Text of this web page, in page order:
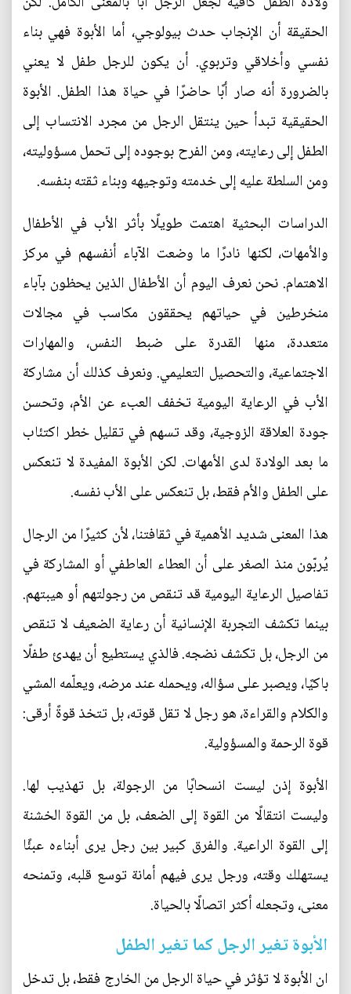
الحقيقة أن الإنجاب حدث بيولوجي، أما الأبوة فهي بناء
نفسي وأخلاقي وتربوي. أن يكون للرجل طفل لا يعني
بالضرورة أنه صار أبًا حاضرًا في حياة هذا الطفل. الأبوة
الحقيقية تبدأ حين ينتقل الرجل من مجرد الانتساب إلى
الطفل إلى رعايته، ومن الفرح بوجوده إلى تحمل مسؤوليته،
ومن السلطة عليه إلى خدمته وتوجيهه وبناء ثقته بنفسه.
الدراسات البحثية اهتمت طويلًا بأثر الأب في الأطفال
والأمهات، لكنها نادرًا ما وضعت الآباء أنفسهم في مركز
الاهتمام. نحن نعرف اليوم أن الأطفال الذين يحظون بآباء
منخرطين في حياتهم يحققون مكاسب في مجالات
متعددة، منها القدرة على ضبط النفس، والمهارات
الاجتماعية، والتحصيل التعليمي. ونعرف كذلك أن مشاركة
الأب في الرعاية اليومية تخفف العبء عن الأم، وتحسن
جودة العلاقة الزوجية، وقد تسهم في تقليل خطر اكتئاب
ما بعد الولادة لدى الأمهات. لكن الأبوة المفيدة لا تنعكس
على الطفل والأم فقط، بل تنعكس على الأب نفسه.
هذا المعنى شديد الأهمية في ثقافتنا، لأن كثيرًا من الرجال
يُربّون منذ الصغر على أن العطاء العاطفي أو المشاركة في
تفاصيل الرعاية اليومية قد تنقص من رجولتهم أو هيبتهم.
بينما تكشف التجربة الإنسانية أن رعاية الضعيف لا تنقص
من الرجل، بل تكشف نضجه. فالذي يستطيع أن يهدئ طفلًا
باكيًا، ويصبر على سؤاله، ويحمله عند مرضه، ويعلّمه المشي
والكلام والقراءة، هو رجل لا تقل قوته، بل تتخذ قوةً أرقى:
قوة الرحمة والمسؤولية.
الأبوة إذن ليست انسحابًا من الرجولة، بل تهذيب لها.
وليست انتقالًا من القوة إلى الضعف، بل من القوة الخشنة
إلى القوة الراعية. والفرق كبير بين رجل يرى أبناءه عبئًا
يستهلك وقته، ورجل يرى فيهم أمانة توسع قلبه، وتمنحه
معنى، وتجعله أكثر اتصالًا بالحياة.
الأبوة تغير الرجل كما تغير الطفل
ان الأبوة لا تؤثر في حياة الرجل من الخارج فقط، بل تدخل